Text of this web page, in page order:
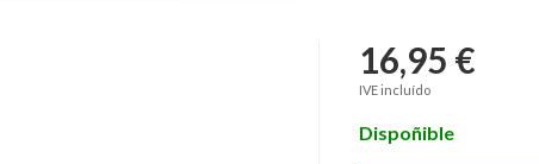
16,95 €
IVE incluído
Dispoñible